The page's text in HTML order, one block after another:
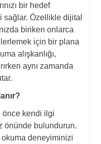
bir hedef
Özellikle dijital
biriken onlarca
için bir plana
alışkanlığı,
aynı zamanda
önce kendi ilgi
önünde bulundurun.
okuma deneyiminizi